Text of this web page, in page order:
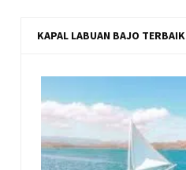
KAPAL LABUAN BAJO TERBAIK